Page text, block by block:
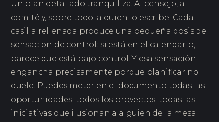
Un plan detallado tranquiliza. Al consejo, al
comité y, sobre todo, a quien lo escribe. Cada
casilla rellenada produce una pequeña dosis de
sensación de control: si está en el calendario,
parece que está bajo control. Y esa sensación
engancha precisamente porque planificar no
duele. Puedes meter en el documento todas las
oportunidades, todos los proyectos, todas las
iniciativas que ilusionan a alguien de la mesa.